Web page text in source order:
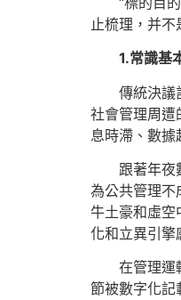
止梳理，并
1.常識基
傳統決議
社會管理周遭
息時滯、數據
跟著年夜
為公共管理不
牛土豪和虛
化和立異引擎
在管理運
節被數字化記